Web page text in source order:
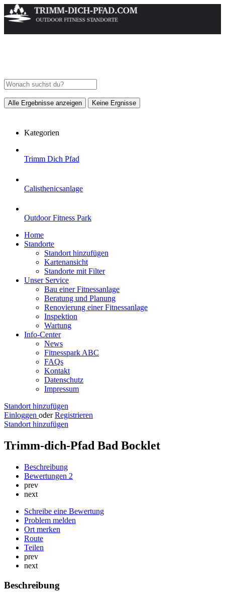
Alle Ergebnisse anzeigen Keine Ergnisse
Kategorien
Trimm Dich Pfad
Calisthenicsanlage
Outdoor Fitness Park
Home
Standorte
Standort hinzufügen
Kartenansicht
Standorte mit Filter
Unser Service
Bau einer Fitnessanlage
Beratung und Planung
Renovierung einer Fitnessanlage
Inspektion
Wartung
Info-Center
News
Fitnesspark ABC
FAQs
Kontakt
Datenschutz
Impressum
Standort hinzufügen
Einloggen oder Registrieren
Standort hinzufügen
Trimm-dich-Pfad Bad Bocklet
Beschreibung
Bewertungen 2
prev
next
Schreibe eine Bewertung
Problem melden
Ort merken
Route
Teilen
prev
next
Beschreibung